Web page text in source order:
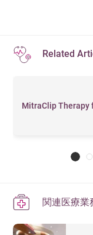
Related
MitraClip Therapy
関連医療業